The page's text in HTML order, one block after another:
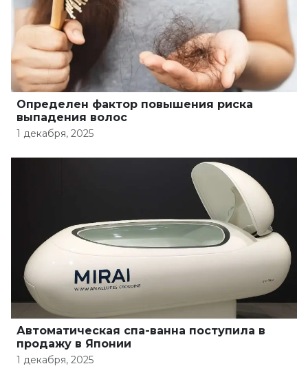
Определен фактор повышения риска
выпадения волос
1 декабря, 2025
Автоматическая спа-ванна поступила в
продажу в Японии
1 декабря, 2025